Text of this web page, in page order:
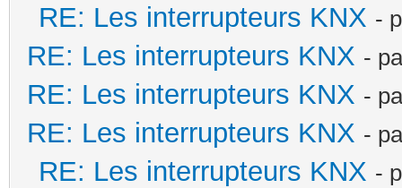
RE: Les interrupteurs KNX -
RE: Les interrupteurs KNX -
RE: Les interrupteurs KNX -
RE: Les interrupteurs KNX -
RE: Les interrupteurs KNX -